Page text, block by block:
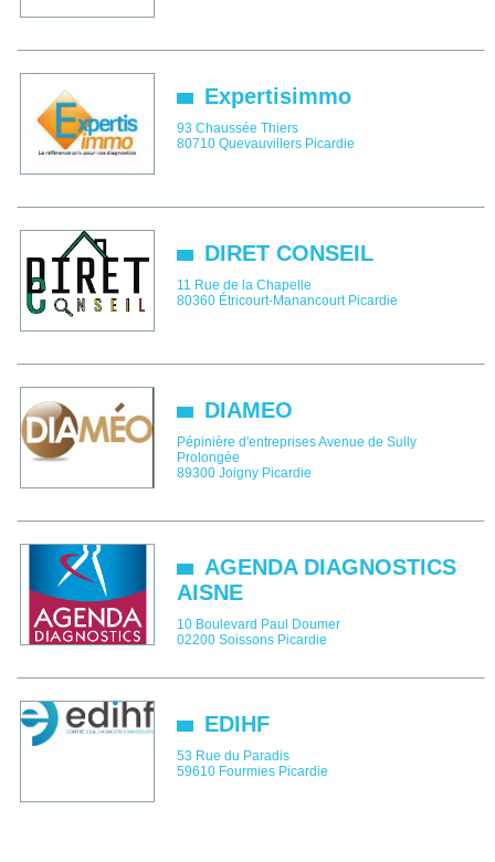
Expertisimmo
93 Chaussée Thiers
80710 Quevauvillers Picardie
DIRET CONSEIL
11 Rue de la Chapelle
80360 Étricourt-Manancourt Picardie
DIAMEO
Pépinière d'entreprises Avenue de Sully
Prolongée
89300 Joigny Picardie
AGENDA DIAGNOSTICS
AISNE
10 Boulevard Paul Doumer
02200 Soissons Picardie
EDIHF
53 Rue du Paradis
59610 Fourmies Picardie